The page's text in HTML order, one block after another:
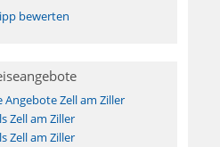
bewerten
Angebote Zell am Ziller
Zell am Ziller
Zell am Ziller